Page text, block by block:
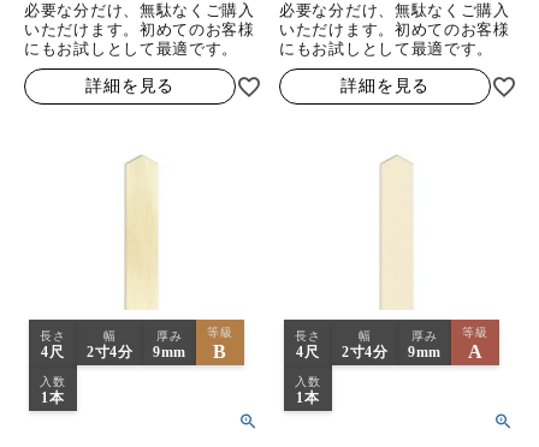
必要な分だけ、無駄なくご購入
いただけます。初めてのお客様
にもお試しとして最適です。
詳細を見る
必要な分だけ、無駄なくご購入
いただけます。初めてのお客様
にもお試しとして最適です。
詳細を見る
長さ
4尺
幅
2寸4分
厚み
9mm
等級
B
入数
1本
長さ
4尺
幅
2寸4分
厚み
9mm
等級
A
入数
1本